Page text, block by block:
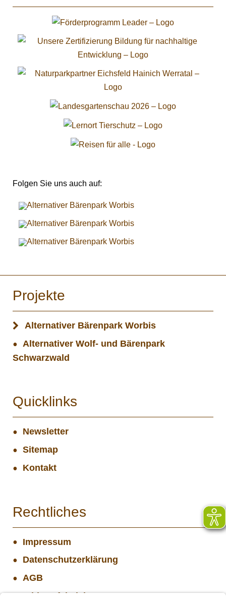
Folgen Sie uns auch auf:
Projekte
Alternativer Bärenpark Worbis
Alternativer Wolf- und Bärenpark
Schwarzwald
Quicklinks
Newsletter
Sitemap
Kontakt
Rechtliches
Impressum
Datenschutzerklärung
AGB
Widerrufsbelehrung